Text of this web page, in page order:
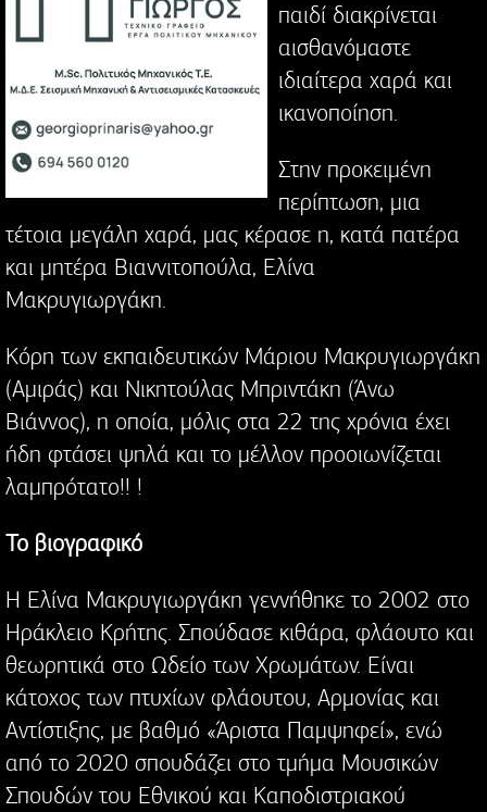
παιδί διακρίνεται
αισθανόμαστε
ιδιαίτερα χαρά και
ικανοποίηση.
Στην προκειμένη
περίπτωση, μια
τέτοια μεγάλη χαρά, μας κέρασε η, κατά πατέρα
και μητέρα Βιαννιτοπούλα, Ελίνα
Μακρυγιωργάκη.
Κόρη των εκπαιδευτικών Μάριου Μακρυγιωργάκη
(Αμιράς) και Νικητούλας Μπριντάκη (Άνω
Βιάννος), η οποία, μόλις στα 22 της χρόνια έχει
ήδη φτάσει ψηλά και το μέλλον προοιωνίζεται
λαμπρότατο!! !
Το βιογραφικό
Η Ελίνα Μακρυγιωργάκη γεννήθηκε το 2002 στο
Ηράκλειο Κρήτης. Σπούδασε κιθάρα, φλάουτο και
θεωρητικά στο Ωδείο των Χρωμάτων. Είναι
κάτοχος των πτυχίων φλάουτου, Αρμονίας και
Αντίστιξης, με βαθμό «Άριστα Παμψηφεί», ενώ
από το 2020 σπουδάζει στο τμήμα Μουσικών
Σπουδών του Εθνικού και Καποδιστριακού